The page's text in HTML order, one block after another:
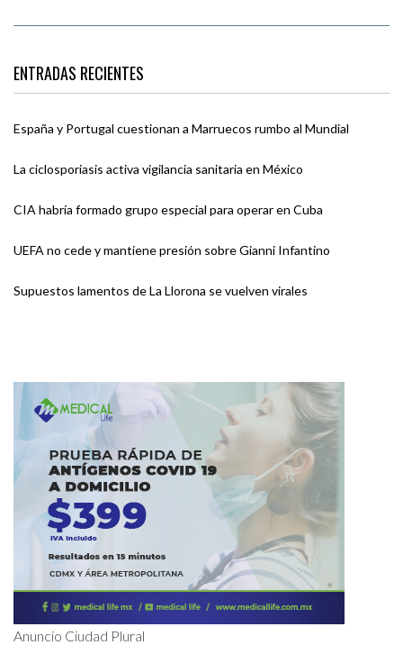
ENTRADAS RECIENTES
España y Portugal cuestionan a Marruecos rumbo al Mundial
La ciclosporiasis activa vigilancia sanitaria en México
CIA habría formado grupo especial para operar en Cuba
UEFA no cede y mantiene presión sobre Gianni Infantino
Supuestos lamentos de La Llorona se vuelven virales
Anuncio Ciudad Plural